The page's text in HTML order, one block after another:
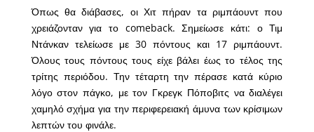
Όπως θα διάβασες, οι Χιτ πήραν τα ριμπάουντ που
χρειάζονταν για το comeback. Σημείωσε κάτι: ο Τιμ
Ντάνκαν τελείωσε με 30 πόντους και 17 ριμπάουντ.
Όλους τους πόντους τους είχε βάλει έως το τέλος της
τρίτης περιόδου. Την τέταρτη την πέρασε κατά κύριο
λόγο στον πάγκο, με τον Γκρεγκ Πόποβιτς να διαλέγει
χαμηλό σχήμα για την περιφερειακή άμυνα των κρίσιμων
λεπτών του φινάλε.